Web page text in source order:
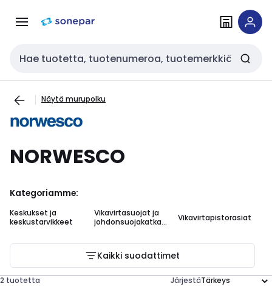
navigointiinsisältöön
Haku
Näytä murupolku
NORWESCO
Kategoriamme:
Keskukset ja
keskustarvikkeet
Vikavirtasuojat ja
johdonsuojakatkais
Vikavirtapistorasiat
Kaikki suodattimet
2 tuotetta Järjestä